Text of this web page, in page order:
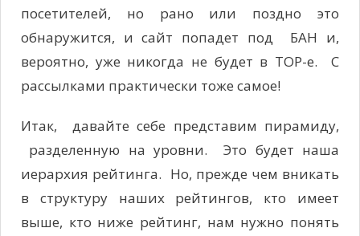
посетителей, но рано или поздно это
обнаружится, и сайт попадет под БАН и,
вероятно, уже никогда не будет в TOP-е. С
рассылками практически тоже самое!
Итак, давайте себе представим пирамиду,
разделенную на уровни. Это будет наша
иерархия рейтинга. Но, прежде чем вникать
в структуру наших рейтингов, кто имеет
выше, кто ниже рейтинг, нам нужно понять